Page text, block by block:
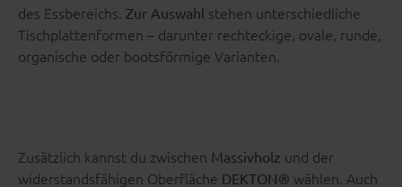
des Essbereichs. Zur Auswahl stehen unterschiedliche
Tischplattenformen – darunter rechteckige, ovale, runde,
organische oder bootsförmige Varianten.
Zusätzlich kannst du zwischen Massivholz und der
widerstandsfähigen Oberfläche DEKTON® wählen. Auch